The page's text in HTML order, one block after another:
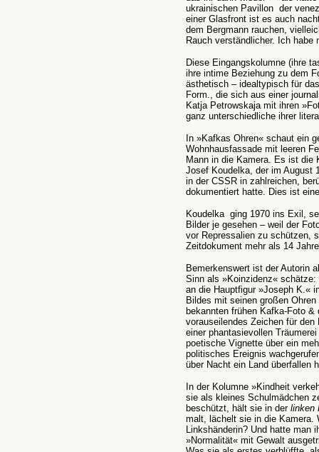
ukrainischen Pavillon der
einer Glasfront ist es auch
dem Bergmann rauchen,
Rauch verständlicher. Ich
Diese Eingangskolumne (ihre
ihre intime Beziehung zu dem
ästhetisch – idealtypisch für
Form., die sich aus einer
Katja Petrowskaja mit ihren
ganz unterschiedliche ihrer
In »Kafkas Ohren« schaut ein
Wohnhausfassade mit leeren
Mann in die Kamera. Es ist die
Josef Koudelka, der im August
in der CSSR in zahlreichen,
dokumentiert hatte. Dies ist
Koudelka ging 1970 ins Exil,
Bilder je gesehen – weil der
vor Repressalien zu schützen,
Zeitdokument mehr als 14
Bemerkenswert ist der Autorin
Sinn als »Koinzidenz«
an die Hauptfigur »Joseph K.«
Bildes mit seinen großen
bekannten frühen Kafka-Foto
vorauseilendes Zeichen für
einer phantasievollen
poetische Vignette über ein
politisches Ereignis
über Nacht ein Land überfallen
In der Kolumne »Kindheit
sie als kleines Schulmädchen
beschützt, hält sie in der linken
malt, lächelt sie in die
Linkshänderin? Und hatte man
»Normalität« mit Gewalt